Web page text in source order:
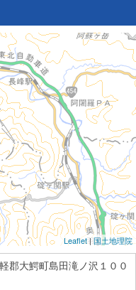
Leaflet|国土地理院
郡大鰐町島田滝ノ沢１００